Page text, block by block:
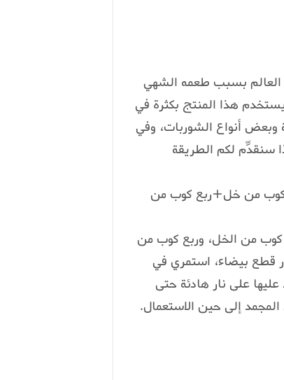
العالم بسبب طعمه الشهي
هذا المنتج بكثرة في
وبعض أنواع الشوربات، وفي
سنقدِّم لكم الطريقة
كوب من خل+ربع كوب من
من الخل، وربع كوب من
قطع بيضاء، استمري في
على نار هادئة حتى
إلى حين الاستعمال.